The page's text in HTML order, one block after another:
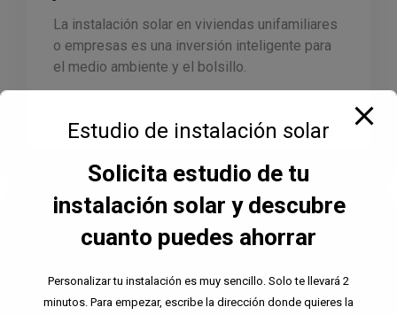
La instalación solar en viviendas unifamiliares
o empresas es una inversión inteligente para
el medio ambiente y el bolsillo.
Estudio de instalación solar
Solicita estudio de tu
instalación solar y descubre
cuanto puedes ahorrar
Personalizar tu instalación es muy sencillo. Solo te llevará 2
minutos. Para empezar, escribe la dirección donde quieres la